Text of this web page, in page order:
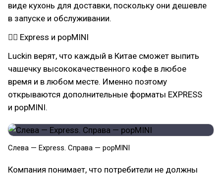
виде кухонь для доставки, поскольку они дешевле
в запуске и обслуживании.
👉🏻 Express и popMINI
Luckin верят, что каждый в Китае сможет выпить
чашечку высококачественного кофе в любое
время и в любом месте. Именно поэтому
открываются дополнительные форматы EXPRESS
и popMINI.
Слева — Express. Справа — popMINI
Компания понимает, что потребители не должны